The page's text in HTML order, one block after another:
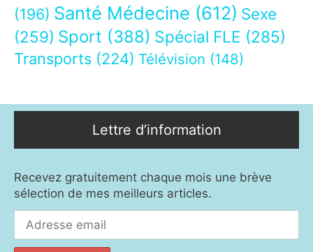
(196) Santé Médecine (612) Sexe
(259) Sport (388) Spécial FLE (285)
Transports (224) Télévision (148)
Lettre d’information
Recevez gratuitement chaque mois une brève
sélection de mes meilleurs articles.